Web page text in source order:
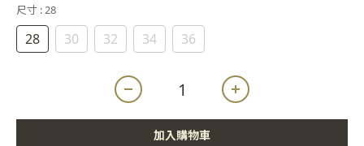
尺寸 : 28
28 30 32 34 36
加入購物車